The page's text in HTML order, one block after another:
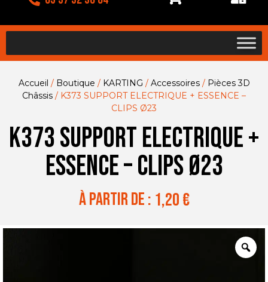
Accueil / Boutique / KARTING / Accessoires/ Pièces 3D
Châssis / K373 SUPPORT ELECTRIQUE + ESSENCE –
CLIPS Ø23
K373 SUPPORT ELECTRIQUE +
ESSENCE – CLIPS Ø23
à partir de : 1,20€